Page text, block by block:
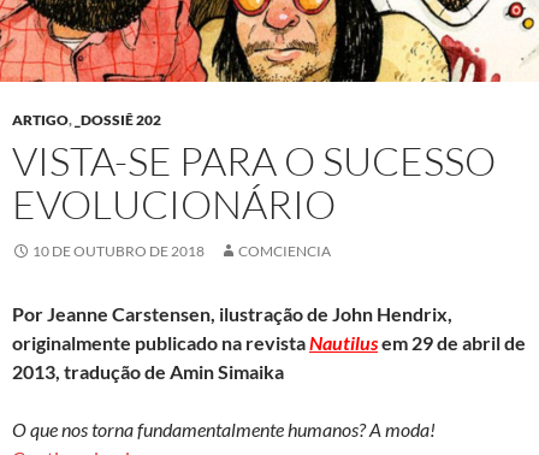
ARTIGO, _DOSSIÊ 202
VISTA-SE PARA O SUCESSO
EVOLUCIONÁRIO
10 DE OUTUBRO DE 2018 COMCIENCIA
Por Jeanne Carstensen, ilustração de John Hendrix,
originalmente publicado na revistaNautilusem 29 de abril de
2013, tradução de Amin Simaika
O que nos torna fundamentalmente humanos? A moda!